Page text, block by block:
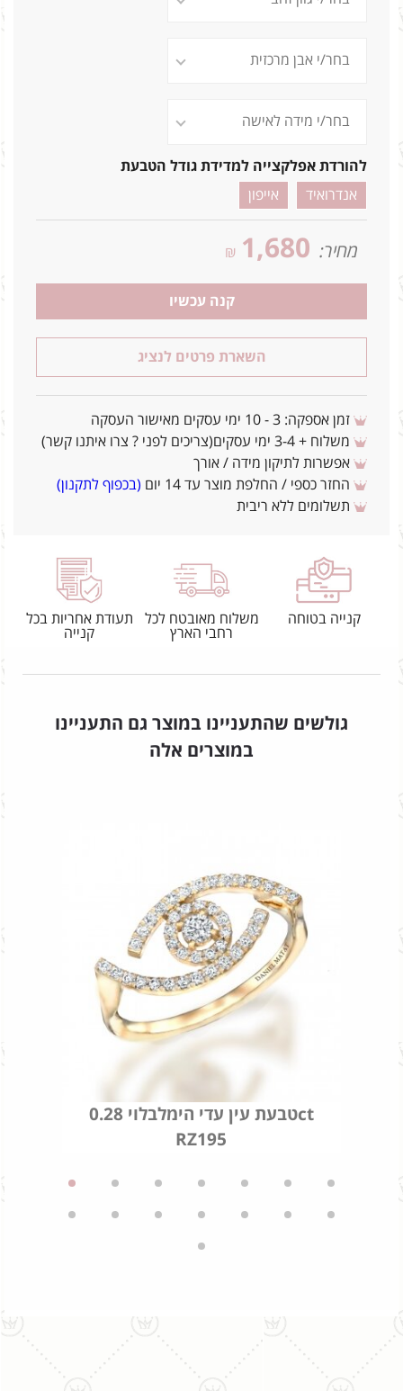
להורדת אפלקצייה למדידת גודל הטבעת
אנדרואיד
אייפון
מחיר: 1,680
₪
קנה עכשיו
השארת פרטים לנציג
זמן אספקה: 3 - 10 ימי עסקים מאישור העסקה
משלוח + 3-4 ימי עסקים(צריכים לפני ? צרו איתנו קשר)
אפשרות לתיקון מידה / אורך
החזר כספי / החלפת מוצר עד 14 יום
(בכפוף לתקנון)
תשלומים ללא ריבית
קנייה בטוחה
משלוח מאובטח לכל
רחבי הארץ
תעודת אחריות בכל
קנייה
גולשים שהתעניינו במוצר גם התעניינו
במוצרים אלה
טבעת עין עדי הימלבלוי 0.28ct
RZ195